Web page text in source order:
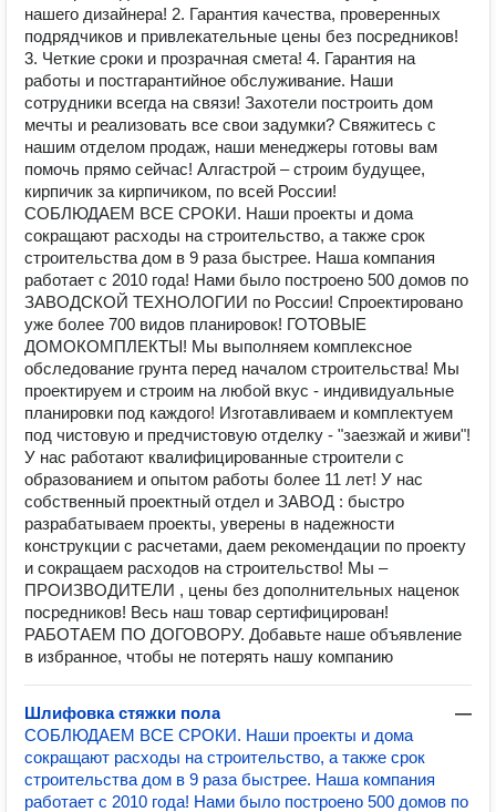
нашего дизайнера! 2. Гарантия качества, проверенных
подрядчиков и привлекательные цены без посредников!
3. Четкие сроки и прозрачная смета! 4. Гарантия на
работы и постгарантийное обслуживание. Наши
сотрудники всегда на связи! Захотели построить дом
мечты и реализовать все свои задумки? Свяжитесь с
нашим отделом продаж, наши менеджеры готовы вам
помочь прямо сейчас! Алгастрой – строим будущее,
кирпичик за кирпичиком, по всей России!
СОБЛЮДAЕM BCЕ СРОКИ. Наши проекты и дома
сокращают расходы на строительство, а также срок
строительства дом в 9 раза быстрее. Наша компания
работает с 2010 года! Нами было построено 500 домов по
ЗАВОДСКОЙ ТЕХНОЛОГИИ по России! Спроектировано
уже более 700 видов планировок! ГОТОВЫЕ
ДОМОКОМПЛЕКТЫ! Мы выполняем комплексное
обследование грунта перед началом строительства! Мы
проектируем и строим на любой вкус - индивидуальные
планировки под каждого! Изготавливаем и комплектуем
под чистовую и предчистовую отделку - "заезжай и живи"!
У нас работают квалифицированные строители с
образованием и опытом работы более 11 лет! У нас
собственный проектный отдел и ЗАВОД : быстро
разрабатываем проекты, уверены в надежности
конструкции с расчетами, даем рекомендации по проекту
и сокращаем расходов на строительство! Мы –
ПРОИЗВОДИТЕЛИ , цены без дополнительных наценок
посредников! Весь наш товар сертифицирован!
РАБОТАЕМ ПО ДОГОВОРУ. Добавьте наше объявление
в избранное, чтобы не потерять нашу компанию
Шлифовка стяжки пола
—
СОБЛЮДAЕM BCЕ СРОКИ. Наши проекты и дома
сокращают расходы на строительство, а также срок
строительства дом в 9 раза быстрее. Наша компания
работает с 2010 года! Нами было построено 500 домов по